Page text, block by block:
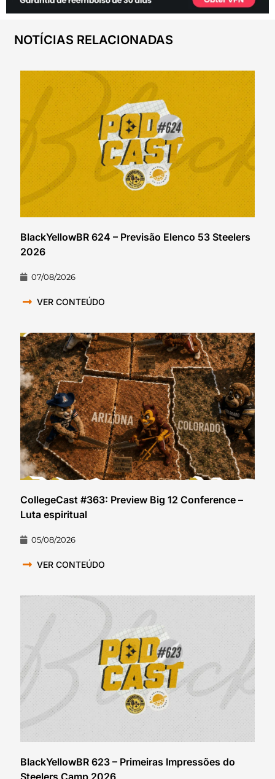
NOTÍCIAS RELACIONADAS
BlackYellowBR 624 – Previsão Elenco 53 Steelers
2026
07/08/2026
VER CONTEÚDO
CollegeCast #363: Preview Big 12 Conference –
Luta espiritual
05/08/2026
VER CONTEÚDO
BlackYellowBR 623 – Primeiras Impressões do
Steelers Camp 2026